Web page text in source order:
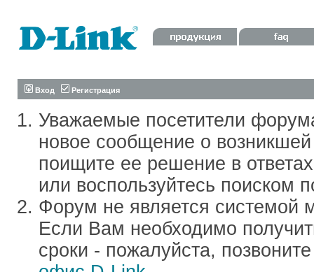
Вход Регистрация
Уважаемые посетители
новое сообщение о
поищите ее решение в
или воспользуйтесь поиском
Форум не является системой
Если Вам необходимо
сроки - пожалуйста,